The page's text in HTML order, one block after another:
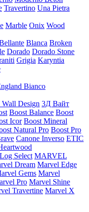
Travertino Una Pietra
Marble Onix Wood
Blanca Broken
Dorado Dorado Stone
Grigia Karyntia
Bianco
Design 3Д Вайт
Boost Balance Boost
Icor Boost Mineral
Natural Pro Boost Pro
Canone Inverso ETIC
Log Select MARVEL
Dream Marvel Edge
Gems Marvel
Pro Marvel Shine
Travertine Marvel X